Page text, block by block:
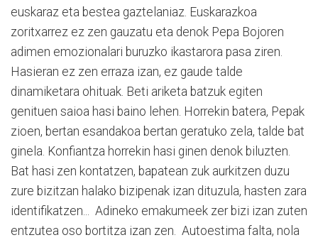
euskaraz eta bestea gaztelaniaz. Euskarazkoa
zoritxarrez ez zen gauzatu eta denok Pepa Bojoren
adimen emozionalari buruzko ikastarora pasa ziren.
Hasieran ez zen erraza izan, ez gaude talde
dinamiketara ohituak. Beti ariketa batzuk egiten
genituen saioa hasi baino lehen. Horrekin batera, Pepak
zioen, bertan esandakoa bertan geratuko zela, talde bat
ginela. Konfiantza horrekin hasi ginen denok biluzten.
Bat hasi zen kontatzen, bapatean zuk aurkitzen duzu
zure bizitzan halako bizipenak izan dituzula, hasten zara
identifikatzen... Adineko emakumeek zer bizi izan zuten
entzutea oso bortitza izan zen. Autoestima falta, nola